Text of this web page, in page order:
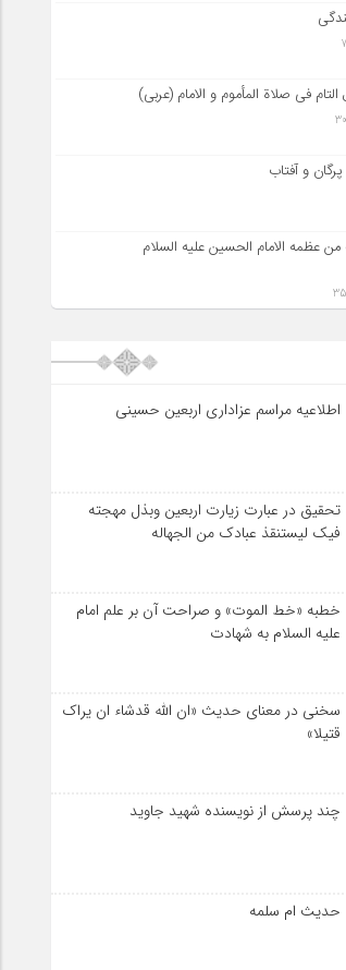
فی صلاة المأموم و الامام (عربی)
و آفتاب
عظمه الامام الحسین علیه السلام
اطلاعیه مراسم عزاداری اربعین حسینی
تحقیق در عبارت زیارت اربعین وبذل مهجته
فیک لیستنقذ عبادک من الجهاله
خطبه «خط الموت» و صراحت آن بر علم امام
علیه السلام به شهادت
سخنی در معنای حدیث «ان الله قدشاء ان یراک
قتیلا»
چند پرسش از نویسنده شهید جاوید
حدیث ام سلمه